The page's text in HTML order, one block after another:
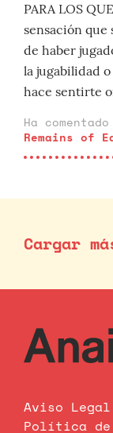
PARA LOS
sensación que
de haber
la jugabilidad
hace sentirte
Ha
Remains of
Cargar
Aviso Legal
Política de